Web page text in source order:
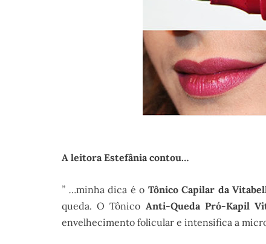
A leitora Estefânia contou…
” …minha dica é o Tônico Capilar da
queda. O Tônico Anti-Queda Pró-Kapil
envelhecimento folicular e intensifica a